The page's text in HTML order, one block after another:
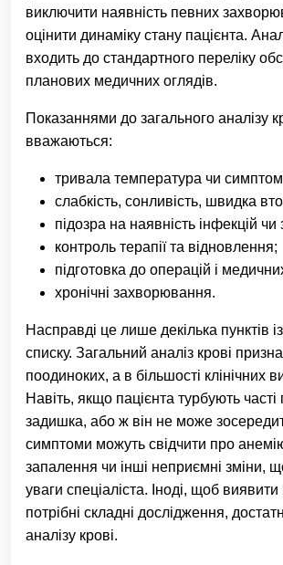
виключити наявність певних
оцінити динаміку стану пацієнта.
входить до стандартного переліку
планових медичних оглядів.
Показаннями до загального аналізу
вважаються:
тривала температура чи
слабкість, сонливість, швидка
підозра на наявність інфекцій чи
контроль терапії та відновлення;
підготовка до операцій і
хронічні захворювання.
Насправді це лише декілька пунктів
списку. Загальний аналіз крові
поодиноких, а в більшості клінічних
Навіть, якщо пацієнта турбують часті
задишка, або ж він не може
симптоми можуть свідчити про
запалення чи інші неприємні зміни,
уваги спеціаліста. Іноді, щоб
потрібні складні дослідження,
аналізу крові.